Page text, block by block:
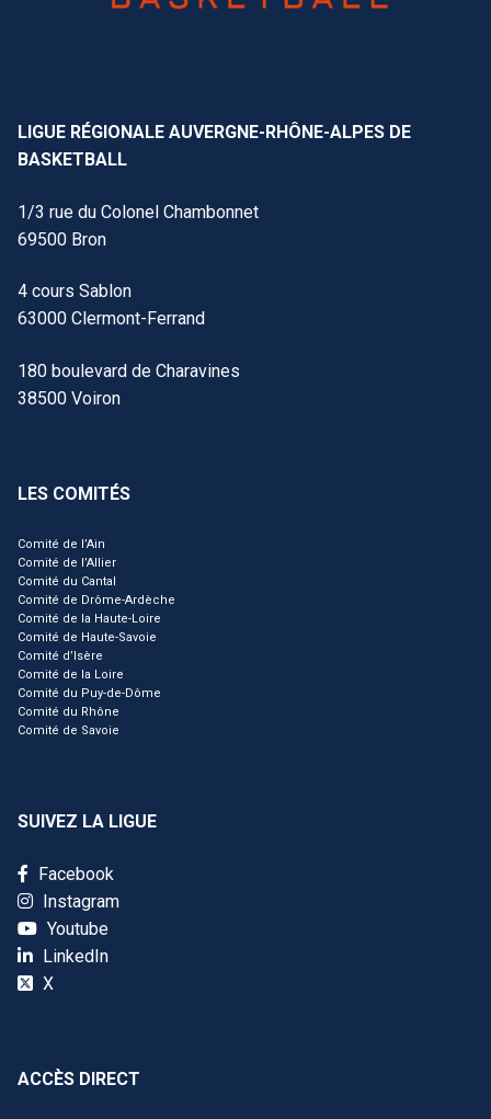
LIGUE RÉGIONALE AUVERGNE-RHÔNE-ALPES DE
BASKETBALL
1/3 rue du Colonel Chambonnet
69500 Bron
4 cours Sablon
63000 Clermont-Ferrand
180 boulevard de Charavines
38500 Voiron
LES COMITÉS
Comité de l’Ain
Comité de l’Allier
Comité du Cantal
Comité de Drôme-Ardèche
Comité de la Haute-Loire
Comité de Haute-Savoie
Comité d’Isère
Comité de la Loire
Comité du Puy-de-Dôme
Comité du Rhône
Comité de Savoie
SUIVEZ LA LIGUE
Facebook
Instagram
Youtube
LinkedIn
X
ACCÈS DIRECT